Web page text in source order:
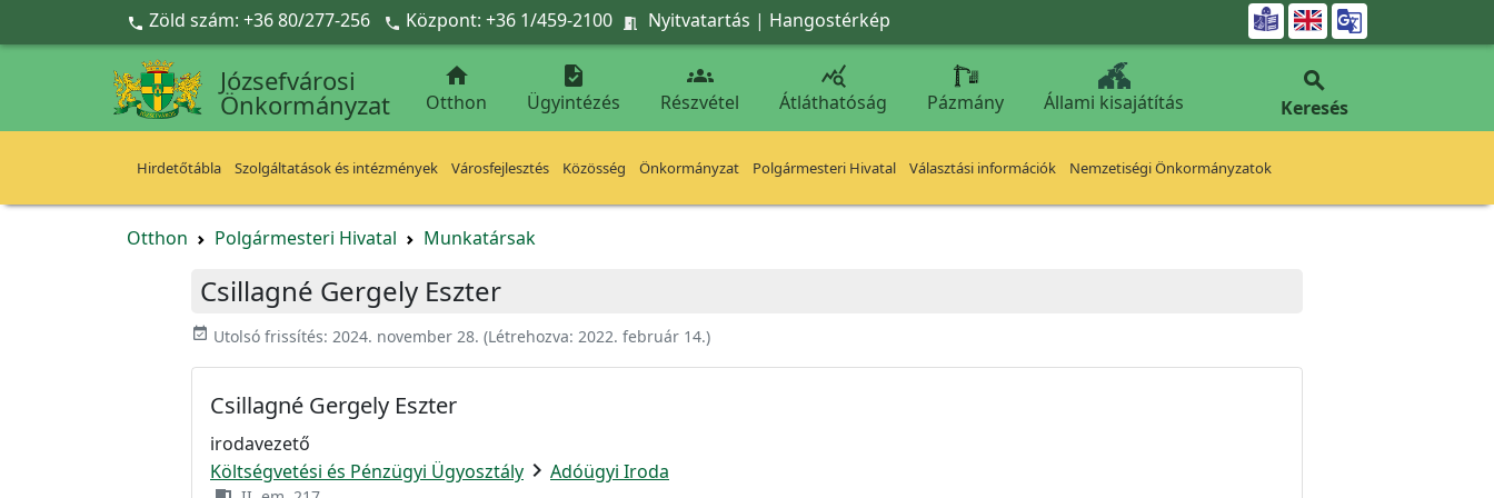
Ugrás a fő tartalomra
 Zöld szám: +36 80/277-256  Központ: +36 1/459-2100  Nyitvatartás | Hangostérkép 
Józsefvárosi
Önkormányzat

Otthon

Ügyintézés

Részvétel

Átláthatóság Pázmány Állami kisajátítás

Keresés
Hirdetőtábla Szolgáltatások és intézmények Városfejlesztés Közösség Önkormányzat Polgármesteri Hivatal Választási információk Nemzetiségi Önkormányzatok
Otthon Polgármesteri Hivatal Munkatársak
Csillagné Gergely Eszter
event_available Utolsó frissítés: 2024. november 28. (Létrehozva: 2022. február 14.)
Csillagné Gergely Eszter
irodavezető
Költségvetési és Pénzügyi Ügyosztály chevron_right Adóügyi Iroda